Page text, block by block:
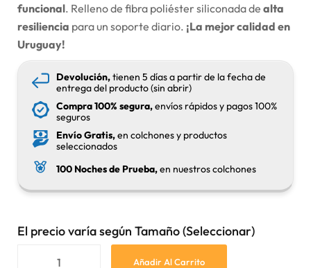
funcional. Relleno de fibra poliéster siliconada de alta
resiliencia para un soporte diario. ¡La mejor calidad en
Uruguay!
Devolución,tienen 5 días a partir de la fecha de
entrega del producto (sin abrir)
Compra 100% segura,envíos rápidos y pagos 100%
seguros
Envío Gratis,en colchones y productos
seleccionados
100 Noches de Prueba,en nuestros colchones
El precio varía según Tamaño (Seleccionar)
Añadir Al Carrito